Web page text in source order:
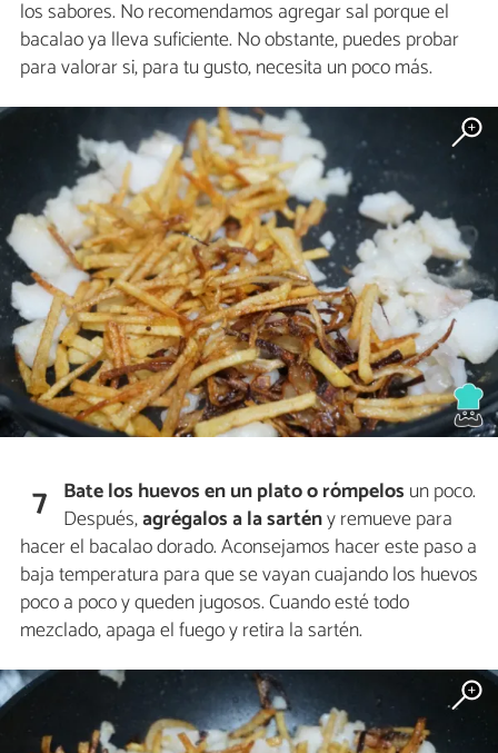
los sabores. No recomendamos agregar sal porque el
bacalao ya lleva suficiente. No obstante, puedes probar
para valorar si, para tu gusto, necesita un poco más.
7 Bate los huevos en un plato o rómpelos un poco.
Después,agrégalos a la sartény remueve para
hacer el bacalao dorado. Aconsejamos hacer este paso a
baja temperatura para que se vayan cuajando los huevos
poco a poco y queden jugosos. Cuando esté todo
mezclado, apaga el fuego y retira la sartén.